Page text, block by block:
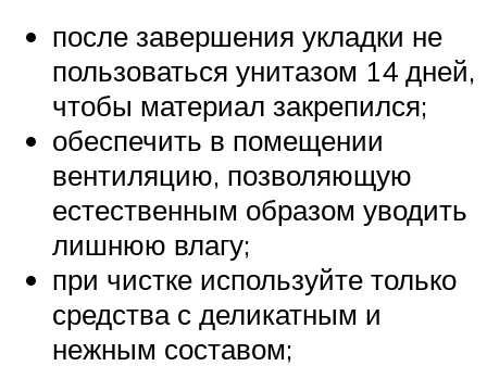
после завершения укладки не
пользоваться унитазом 14 дней,
чтобы материал закрепился;
обеспечить в помещении
вентиляцию, позволяющую
естественным образом уводить
лишнюю влагу;
при чистке используйте только
средства с деликатным и
нежным составом;